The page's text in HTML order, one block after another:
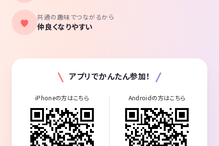
共通の趣味でつながるから
仲良くなりやすい
アプリでかんたん参加！
iPhoneの方はこちら Androidの方はこちら